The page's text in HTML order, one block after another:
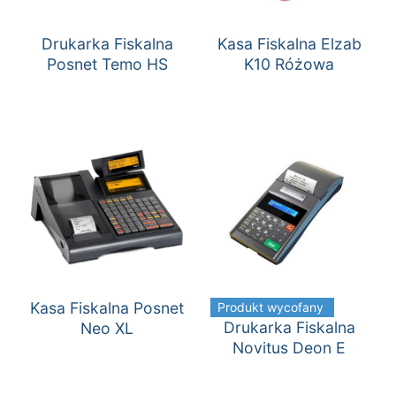
Drukarka Fiskalna
Posnet Temo HS
Kasa Fiskalna Elzab
K10 Różowa
Kasa Fiskalna Posnet
Neo XL
Produkt wycofany
Drukarka Fiskalna
Novitus Deon E